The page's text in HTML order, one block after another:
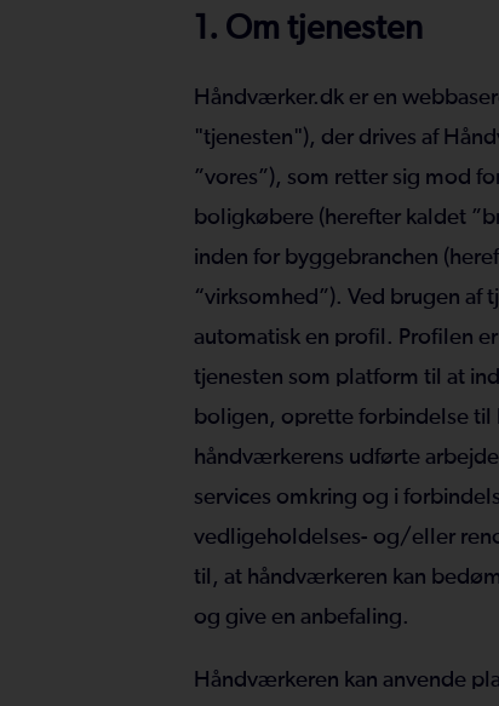
1. Om tjenesten
Håndværker.dk er en
"tjenesten"), der drives af
”vores”), som retter sig mod
boligkøbere (herefter kaldet
inden for byggebranchen
“virksomhed”). Ved brugen af
automatisk en profil. Profilen
tjenesten som platform til at
boligen, oprette forbindelse
håndværkerens udførte
services omkring og i
vedligeholdelses- og/eller
til, at håndværkeren kan
og give en anbefaling.
Håndværkeren kan anvende